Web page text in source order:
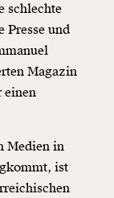
alle
frei im
wird auch
und
schlechte
Presse und
Magazin
einen
Medien in
ist